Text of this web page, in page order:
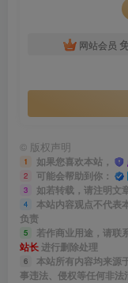
网站会员
© 版权声明
1 如果您喜欢本站，
2 可能会帮助到你：
3 如若转载，请注明文
4
本站内容观点不代表
负责
5 若作商业用途，请联
站长进行删除处理
6
本站所有内容均来源
事违法、侵权等任何非